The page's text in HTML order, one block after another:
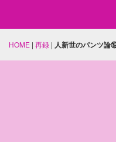
HOME | 再録 | 人新世のパンツ論